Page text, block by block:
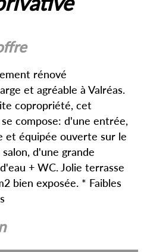
rénové
et agréable à Valréas.
copropriété, cet
compose: d'une entrée,
et équipée ouverte sur le
d'une grande
+ WC. Jolie terrasse
bien exposée. * Faibles